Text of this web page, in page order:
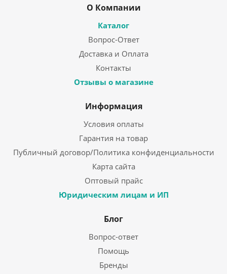
О Компании
Каталог
Вопрос-Ответ
Доставка и Оплата
Контакты
Отзывы о магазине
Информация
Условия оплаты
Гарантия на товар
Публичный договор/Политика конфиденциальности
Карта сайта
Оптовый прайс
Юридическим лицам и ИП
Блог
Вопрос-ответ
Помощь
Бренды